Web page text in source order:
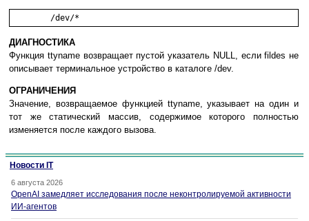
ДИАГНОСТИКА
Функция ttyname возвращает пустой указатель NULL, если fildes не
описывает терминальное устройство в каталоге /dev.
ОГРАНИЧЕНИЯ
Значение, возвращаемое функцией ttyname, указывает на один и
тот же статический массив, содержимое которого полностью
изменяется после каждого вызова.
Новости IT
6 августа 2026
OpenAI замедляет исследования после неконтролируемой активности
ИИ-агентов